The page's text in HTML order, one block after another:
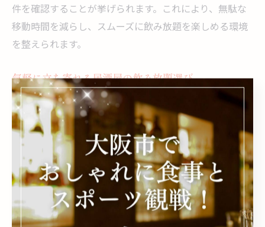
件を確認することが挙げられます。これにより、無駄な
移動時間を減らし、スムーズに飲み放題を楽しめる環境
を整えられます。
気軽に立ち寄れる居酒屋の飲み放題選び
気軽に立ち寄れる居酒屋を選ぶ際は、雰囲気やメニュー
のバリエーションに注目しましょう。理由は、初めての
利用でも緊張せずに過ごせることや、好みに合わせたド
リンクや料理が選べることで満足度が高まるからです。
例えば、スポーツ観戦ができる賑やかなお店や、落ち着
いた照明の空間など、目的や気分に合わせて選択できま
す。こうした工夫により、誰でも気軽に飲み放題を満喫